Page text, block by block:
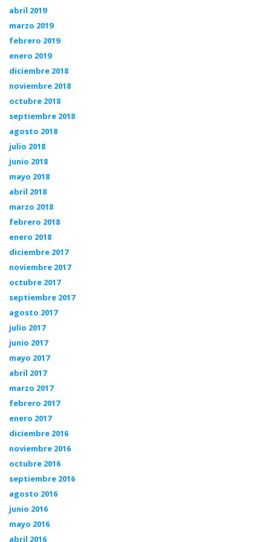
abril 2019
marzo 2019
febrero 2019
enero 2019
diciembre 2018
noviembre 2018
octubre 2018
septiembre 2018
agosto 2018
julio 2018
junio 2018
mayo 2018
abril 2018
marzo 2018
febrero 2018
enero 2018
diciembre 2017
noviembre 2017
octubre 2017
septiembre 2017
agosto 2017
julio 2017
junio 2017
mayo 2017
abril 2017
marzo 2017
febrero 2017
enero 2017
diciembre 2016
noviembre 2016
octubre 2016
septiembre 2016
agosto 2016
junio 2016
mayo 2016
abril 2016